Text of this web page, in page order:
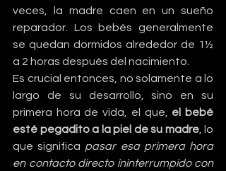
veces, la madre caen en un sueño
reparador. Los bebés generalmente
se quedan dormidos alrededor de 1½
a 2 horas después del nacimiento.
Es crucial entonces, no solamente a lo
largo de su desarrollo, sino en su
primera hora de vida, el que, el bebé
esté pegadito a la piel de su madre, lo
que significa pasar esa primera hora
en contacto directo ininterrumpido con